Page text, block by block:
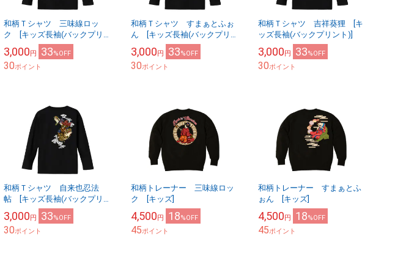
和柄Ｔシャツ 三味線ロッ
ク [キッズ長袖(バックプリン
3,000円 33%OFF
30ポイント
和柄Ｔシャツ すまぁとふぉ
ん [キッズ長袖(バックプリン
3,000円 33%OFF
30ポイント
和柄Ｔシャツ 吉祥葵狸 [キ
ッズ長袖(バックプリント)]
3,000円 33%OFF
30ポイント
和柄Ｔシャツ 自来也忍法
帖 [キッズ長袖(バックプリン
3,000円 33%OFF
30ポイント
和柄トレーナー 三味線ロッ
ク [キッズ]
4,500円 18%OFF
45ポイント
和柄トレーナー すまぁとふ
ぉん [キッズ]
4,500円 18%OFF
45ポイント